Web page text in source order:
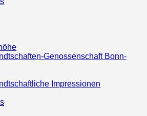
Genossenschaft Bonn-
Impressionen